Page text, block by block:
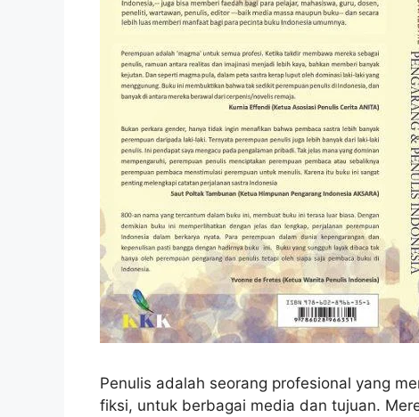
Penulis adalah seorang profesional yang
fiksi, untuk berbagai media dan tujuan.